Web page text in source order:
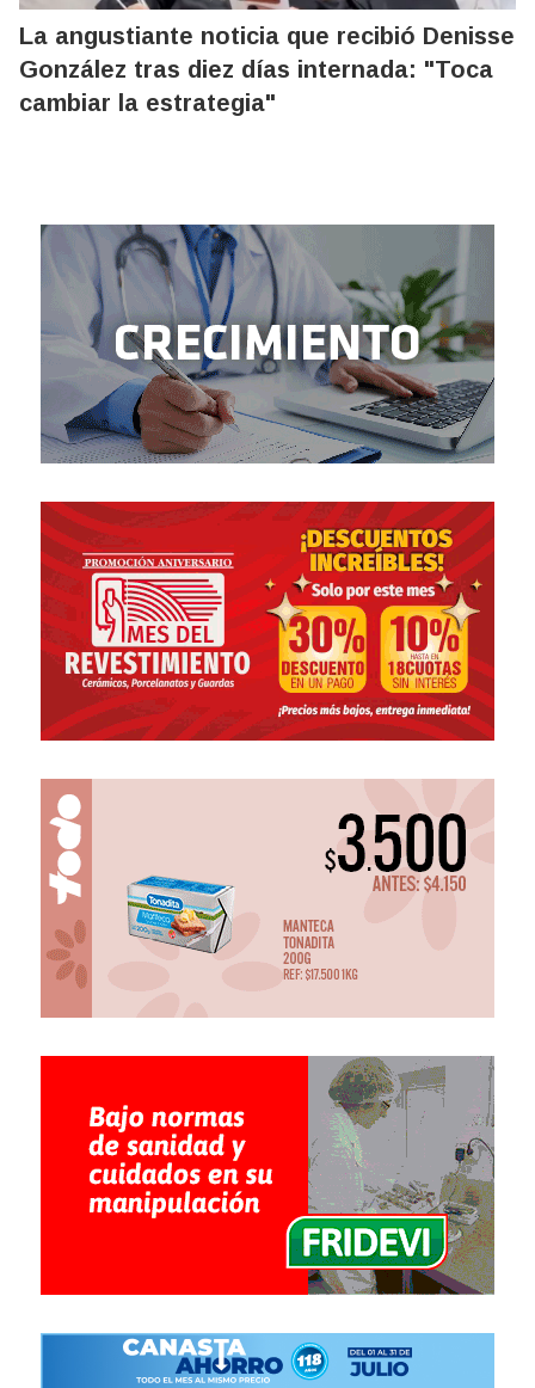
La angustiante noticia que recibió Denisse
González tras diez días internada: "Toca
cambiar la estrategia"